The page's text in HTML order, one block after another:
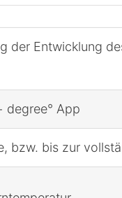
der Entwicklung
degree° App
bzw. bis zur